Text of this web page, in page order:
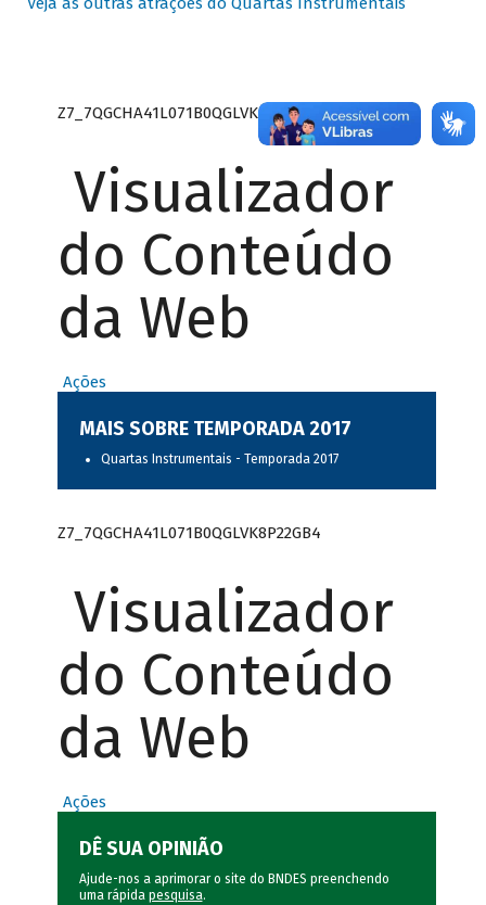
Z7_7QGCHA41L071B0QGLVK8P22GJ7
Visualizador
do Conteúdo
da Web
Ações
MAIS SOBRE TEMPORADA 2017
Quartas Instrumentais - Temporada 2017
Z7_7QGCHA41L071B0QGLVK8P22GB4
Visualizador
do Conteúdo
da Web
Ações
DÊ SUA OPINIÃO
Ajude-nos a aprimorar o site do BNDES preenchendo
uma rápida pesquisa.